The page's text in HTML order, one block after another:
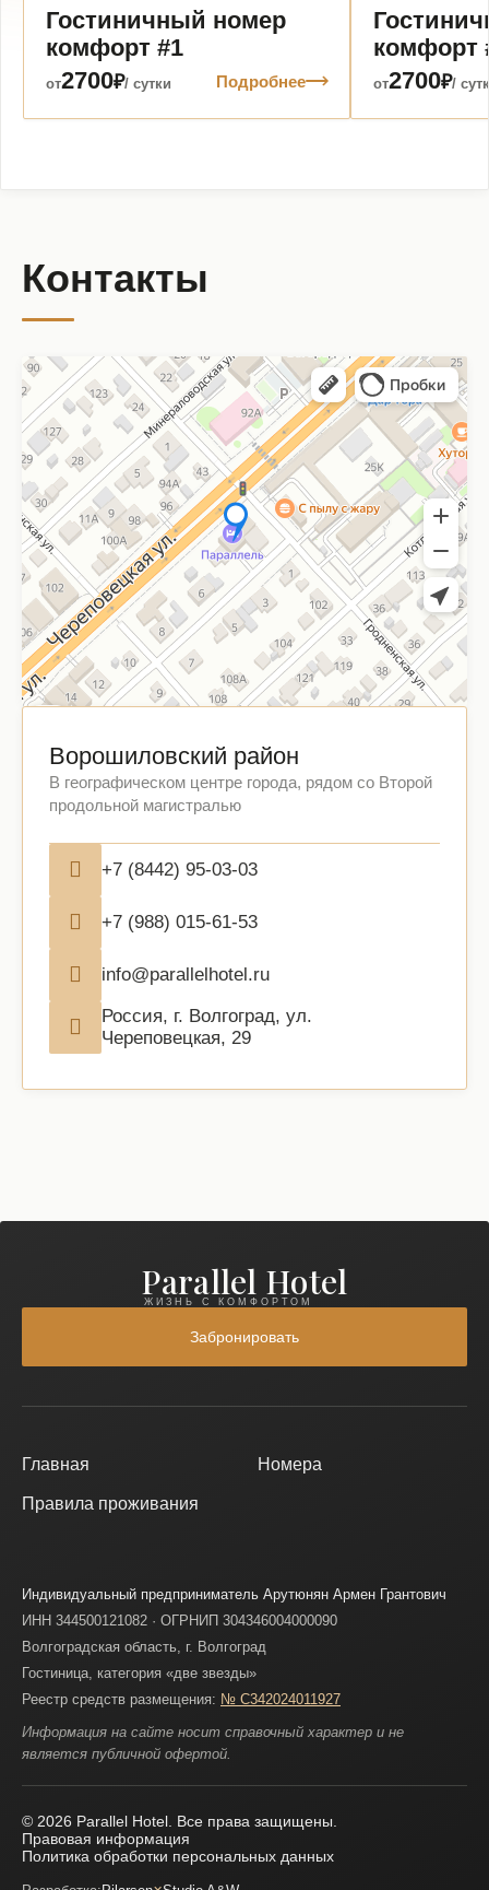
Гостиничный номер
комфорт #1
от2700₽/ сутки Подробнее
комфорт
от2700₽/
Контакты
Ворошиловский район
В географическом центре города, рядом со Второй
продольной магистралью
+7 (8442) 95-03-03
+7 (988) 015-61-53
info@parallelhotel.ru
Россия, г. Волгоград, ул.
Череповецкая, 29
Parallel Hotel
ЖИЗНЬ С КОМФОРТОМ
Забронировать
Главная Номера
Правила проживания
Индивидуальный предприниматель Арутюнян Армен Грантович
ИНН 344500121082 · ОГРНИП 304346004000090
Волгоградская область, г. Волгоград
Гостиница, категория «две звезды»
Реестр средств размещения: № С342024011927
Информация на сайте носит справочный характер и не
является публичной офертой.
© 2026 Parallel Hotel. Все права защищены.
Правовая информация
Политика обработки персональных данных